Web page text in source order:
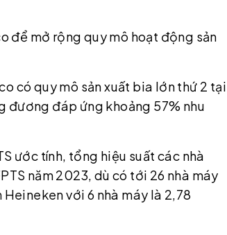
để mở rộng quy mô hoạt động sản
có quy mô sản xuất bia lớn thứ 2 tại
đáp ứng khoảng 57% nhu
ước tính, tổng hiệu suất các nhà
năm 2023, dù có tới 26 nhà máy
với 6 nhà máy là 2,78